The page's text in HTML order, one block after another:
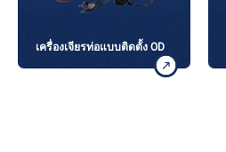
เครื่องเจียรท่อแบบติดตั้ง OD